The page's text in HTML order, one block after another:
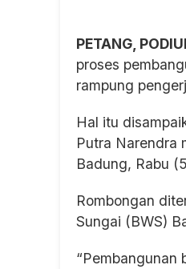
PETANG,
proses
rampung
Hal itu
Putra Narendra
Badung, Rabu
Rombongan
Sungai (BWS)
“Pembangunan